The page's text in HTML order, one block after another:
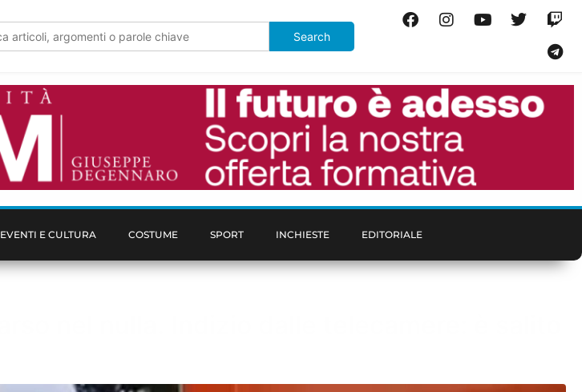
EVENTI E CULTURA COSTUME SPORT INCHIESTE EDITORIALE